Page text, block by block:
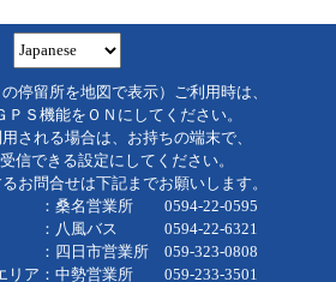
停留所を地図で表示）ご利用時は、
Ｓ機能をＯＮにしてください。
される場合は、お持ちの端末で、
信できる設定にしてください。
お問合せは下記までお願いします。
桑名営業所 0594-22-0595
ス 0594-22-6321
四日市営業所 059-323-0808
リア：中勢営業所 059-233-3501